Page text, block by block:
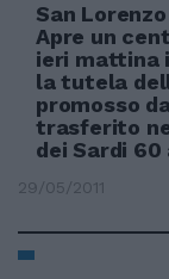
San
Apre un
ieri mattina
la tutela
promosso
trasferito
dei Sardi 60
29/05/2011